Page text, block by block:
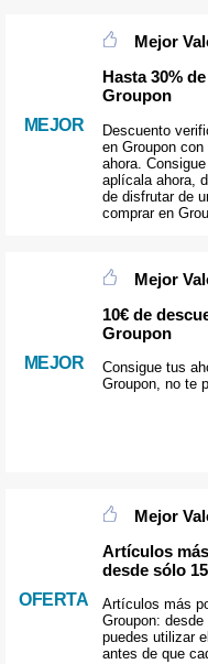
MEJOR
Mejor
Hasta 30%
Groupon
Descuento
en Groupon
ahora.
aplícala ahora,
de disfrutar de
comprar en
MEJOR
Mejor
10€ de
Groupon
Consigue tus
Groupon, no te
OFERTA
Mejor
Artículos
desde sólo
Artículos más
Groupon:
puedes utilizar
antes de que